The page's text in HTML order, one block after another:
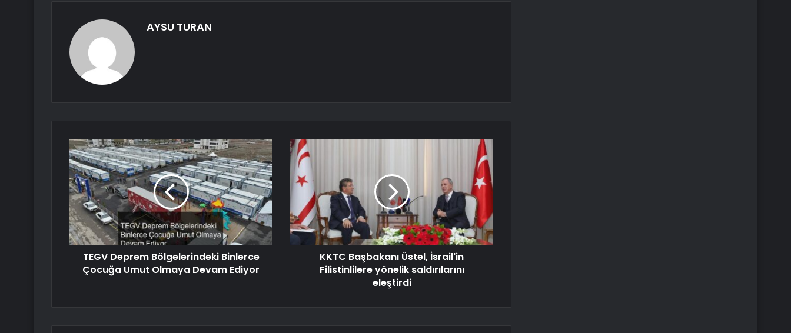
AYSU TURAN
TEGV Deprem Bölgelerindeki Binlerce
Çocuğa Umut Olmaya Devam Ediyor
KKTC Başbakanı Üstel, İsrail'in
Filistinlilere yönelik saldırılarını
eleştirdi